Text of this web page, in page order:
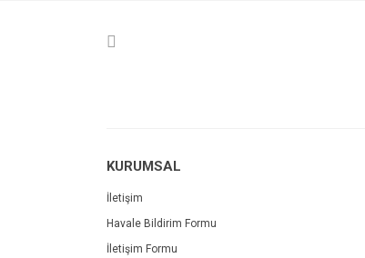
KURUMSAL
İletişim
Havale Bildirim Formu
İletişim Formu